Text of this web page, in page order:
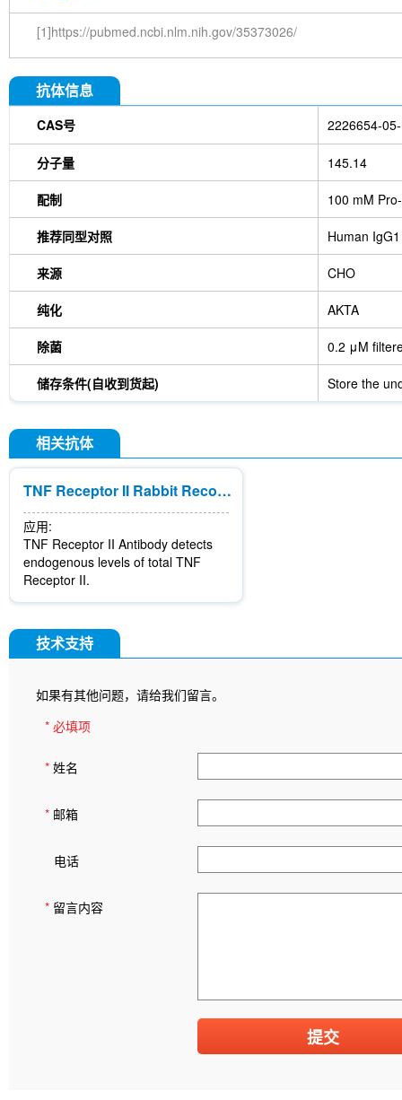
[1]https://pubmed.ncbi.nlm.nih.gov/35373026/
抗体信息
CAS号 2226654-
分子量 145.14
配制 100 mM
推荐同型对照 Human IgG1
来源 CHO
纯化 AKTA
除菌 0.2 μM
储存条件(自收到货起) Store the
相关抗体
TNF Receptor II Rabbit Recombinant mAb
应用:
TNF Receptor II Antibody detects
endogenous levels of total TNF
Receptor II.
技术支持
如果有其他问题，请给我们留言。
* 必填项
* 姓名
* 邮箱
电话
* 留言内容